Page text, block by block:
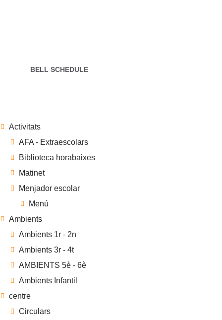
BELL SCHEDULE
Activitats
AFA - Extraescolars
Biblioteca horabaixes
Matinet
Menjador escolar
Menú
Ambients
Ambients 1r - 2n
Ambients 3r - 4t
AMBIENTS 5è - 6è
Ambients Infantil
centre
Circulars